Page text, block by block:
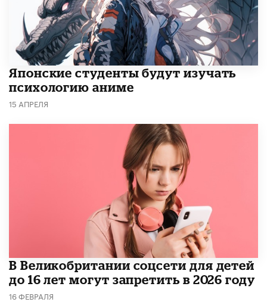
Японские студенты будут изучать
психологию аниме
15 АПРЕЛЯ
В Великобритании соцсети для детей
до 16 лет могут запретить в 2026 году
16 ФЕВРАЛЯ